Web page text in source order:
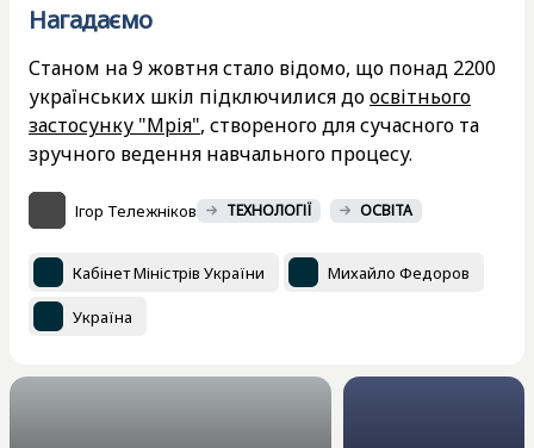
Нагадаємо
Станом на 9 жовтня стало відомо, що понад 2200
українських шкіл підключилися доосвітнього
застосунку "Мрія", створеного для сучасного та
зручного ведення навчального процесу.
Ігор Тележніков ТЕХНОЛОГІЇ ОСВІТА
Кабінет Міністрів України Михайло Федоров
Україна